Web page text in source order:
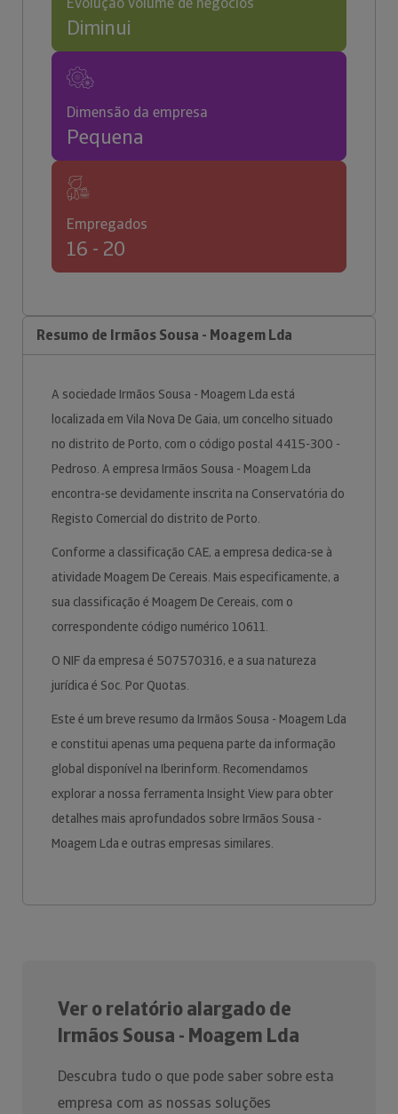
Diminui
Dimensão da empresa
Pequena
Empregados
16 - 20
Resumo de Irmãos Sousa - Moagem Lda
A sociedade Irmãos Sousa - Moagem Lda está
localizada em Vila Nova De Gaia, um concelho situado
no distrito de Porto, com o código postal 4415-300 -
Pedroso. A empresa Irmãos Sousa - Moagem Lda
encontra-se devidamente inscrita na Conservatória do
Registo Comercial do distrito de Porto.
Conforme a classificação CAE, a empresa dedica-se à
atividade Moagem De Cereais. Mais especificamente, a
sua classificação é Moagem De Cereais, com o
correspondente código numérico 10611.
O NIF da empresa é 507570316, e a sua natureza
jurídica é Soc. Por Quotas.
Este é um breve resumo da Irmãos Sousa - Moagem Lda
e constitui apenas uma pequena parte da informação
global disponível na Iberinform. Recomendamos
explorar a nossa ferramenta Insight View para obter
detalhes mais aprofundados sobre Irmãos Sousa -
Moagem Lda e outras empresas similares.
Ver o relatório alargado de
Irmãos Sousa - Moagem Lda
Descubra tudo o que pode saber sobre esta
empresa com as nossas soluções